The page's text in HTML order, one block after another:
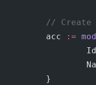
//
acc
:=
}